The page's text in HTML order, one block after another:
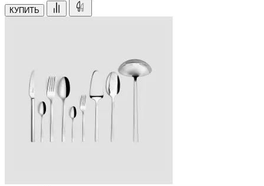
КУПИТЬ